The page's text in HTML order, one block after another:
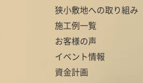
狭小敷地への取り組み
施工例一覧
お客様の声
イベント情報
資金計画